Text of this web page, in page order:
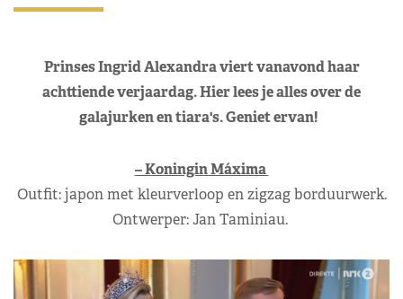
Prinses Ingrid Alexandra viert vanavond haar
achttiende verjaardag. Hier lees je alles over de
galajurken en tiara's. Geniet ervan!
– Koningin Máxima
Outfit: japon met kleurverloop en zigzag borduurwerk.
Ontwerper: Jan Taminiau.